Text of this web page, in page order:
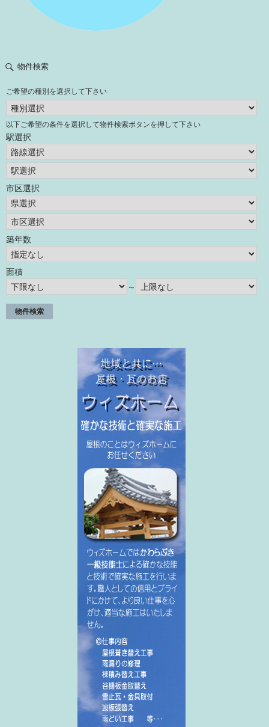
物件検索
ご希望の種別を選択して下さい
以下ご希望の条件を選択して物件検索ボタンを押して下さい
駅選択
市区選択
築年数
面積
～